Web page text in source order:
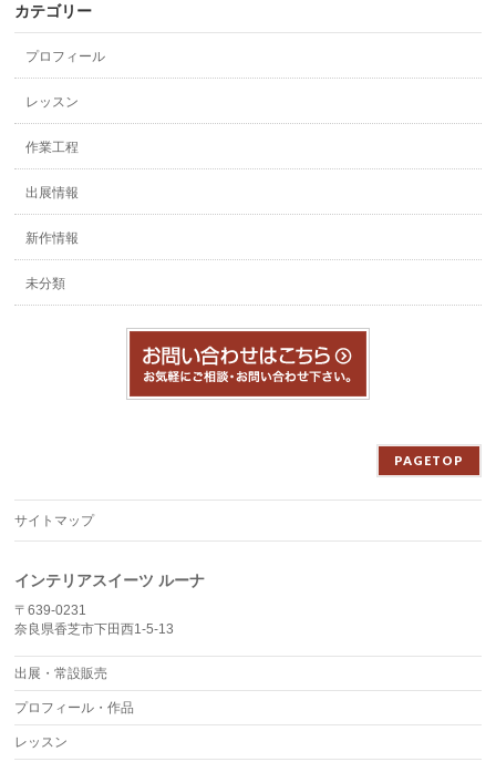
カテゴリー
プロフィール
レッスン
作業工程
出展情報
新作情報
未分類
PAGETOP
サイトマップ
インテリアスイーツ ルーナ
〒639-0231
奈良県香芝市下田西1-5-13
出展・常設販売
プロフィール・作品
レッスン